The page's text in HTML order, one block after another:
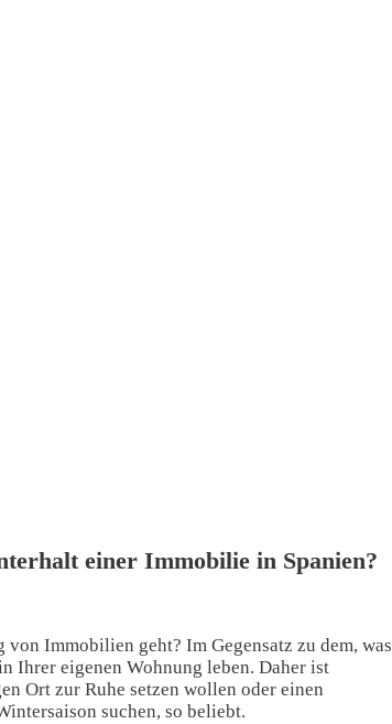
einer Immobilie in Spanien?
Immobilien geht? Im Gegensatz zu dem, was
Ihrer eigenen Wohnung leben. Daher ist
Ort zur Ruhe setzen wollen oder einen
suchen, so beliebt.